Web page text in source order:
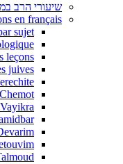
שיעורי הרב
en français
sujet
leçons
juives
Chemot
Vayikra